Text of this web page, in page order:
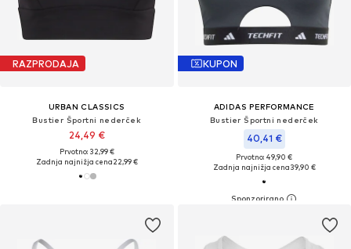
RAZPRODAJA
URBAN CLASSICS
Bustier Športni nederček
24,49 €
Prvotno: 32,99 €
Zadnja najnižja cena22,99 €
KUPON
ADIDAS PERFORMANCE
Bustier Športni nederček
40,41 €
Prvotno: 49,90 €
Zadnja najnižja cena39,90 €